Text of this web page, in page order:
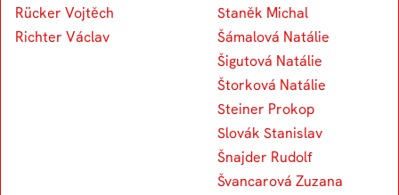
Rücker Vojtěch
Richter Václav
Staněk Michal
Šámalová Natálie
Šigutová Natálie
Štorková Natálie
Steiner Prokop
Slovák Stanislav
Šnajder Rudolf
Švancarová Zuzana